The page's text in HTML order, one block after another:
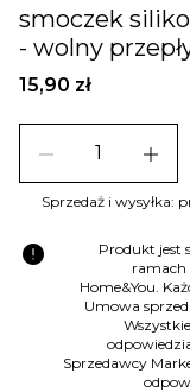
smoczek
- wolny
15,90 zł
remove add
Sprzedaż i wysyłka:
error
Produkt jest
ramach
Home&You.
Umowa
Sprzedawcy